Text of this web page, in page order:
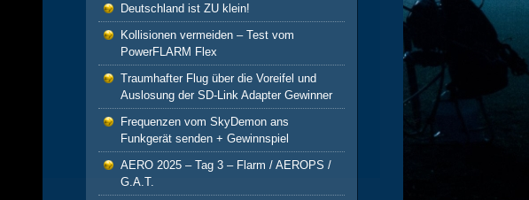
Deutschland ist ZU klein!
Kollisionen vermeiden – Test vom
PowerFLARM Flex
Traumhafter Flug über die Voreifel und
Auslosung der SD-Link Adapter Gewinner
Frequenzen vom SkyDemon ans
Funkgerät senden + Gewinnspiel
AERO 2025 – Tag 3 – Flarm / AEROPS /
G.A.T.